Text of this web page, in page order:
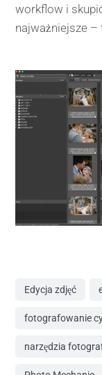
workflow i
najważniejsze –
Edycja zdjęć
fotografowanie
narzędzia